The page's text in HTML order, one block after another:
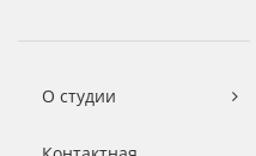
О студии